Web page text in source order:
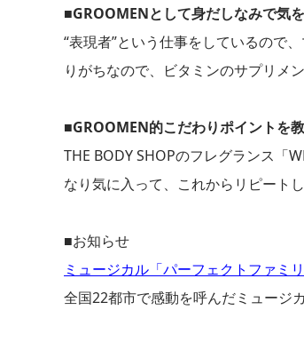
■GROOMENとして身だしなみで気
“表現者”という仕事をしているので
りがちなので、ビタミンのサプリメ
■GROOMEN的こだわりポイントを教
THE BODY SHOPのフレグランス「
なり気に入って、これからリピート
■お知らせ
ミュージカル「パーフェクトファミリ
全国22都市で感動を呼んだミュージ